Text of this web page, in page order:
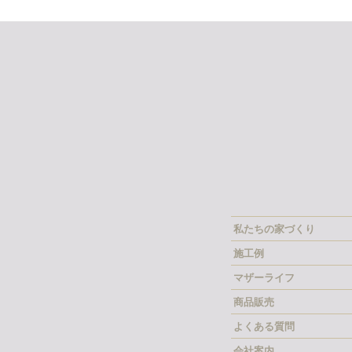
私たちの家づくり
施工例
マザーライフ
商品販売
よくある質問